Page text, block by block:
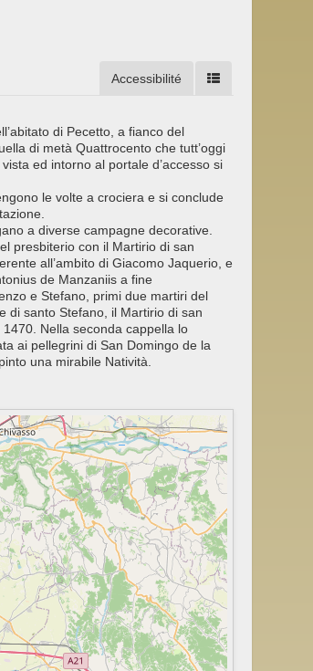
Accessibilité
di Pecetto, a fianco del
di metà Quattrocento che tutt’oggi
ed intorno al portale d’accesso si
le volte a crociera e si conclude
a diverse campagne decorative.
presbiterio con il Martirio di san
all’ambito di Giacomo Jaquerio, e
de Manzaniis a fine
e Stefano, primi due martiri del
di santo Stefano, il Martirio di san
Nella seconda cappella lo
ai pellegrini di San Domingo de la
una mirabile Natività.